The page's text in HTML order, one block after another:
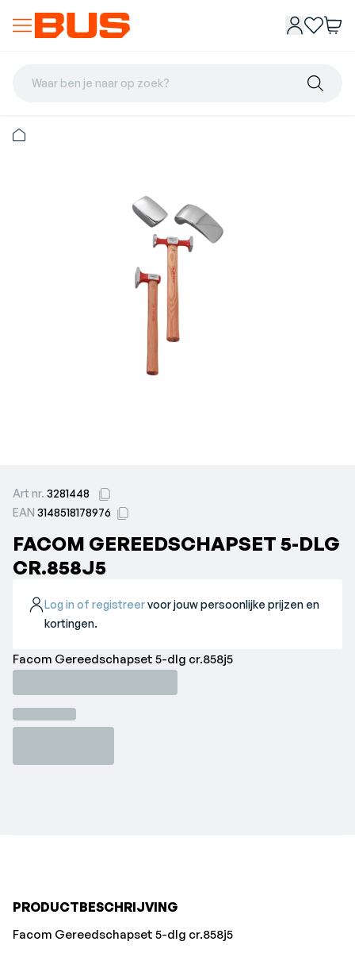
Waar ben je naar op zoek?
Art nr. 3281448
EAN 3148518178976
FACOM GEREEDSCHAPSET 5-DLG
CR.858J5
Log in of registreervoor jouw persoonlijke prijzen en
kortingen.
Facom Gereedschapset 5-dlg cr.858j5
PRODUCTBESCHRIJVING
Facom Gereedschapset 5-dlg cr.858j5